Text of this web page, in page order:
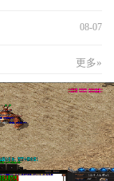
08-07
更多»